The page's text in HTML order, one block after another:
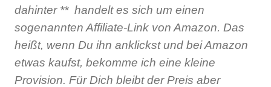
dahinter ** handelt es sich um einen
sogenannten Affiliate-Link von Amazon. Das
heißt, wenn Du ihn anklickst und bei Amazon
etwas kaufst, bekomme ich eine kleine
Provision. Für Dich bleibt der Preis aber